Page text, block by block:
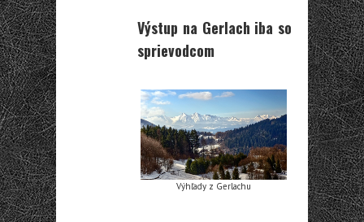
Výstup na Gerlach iba so
sprievodcom
Výhľady z Gerlachu